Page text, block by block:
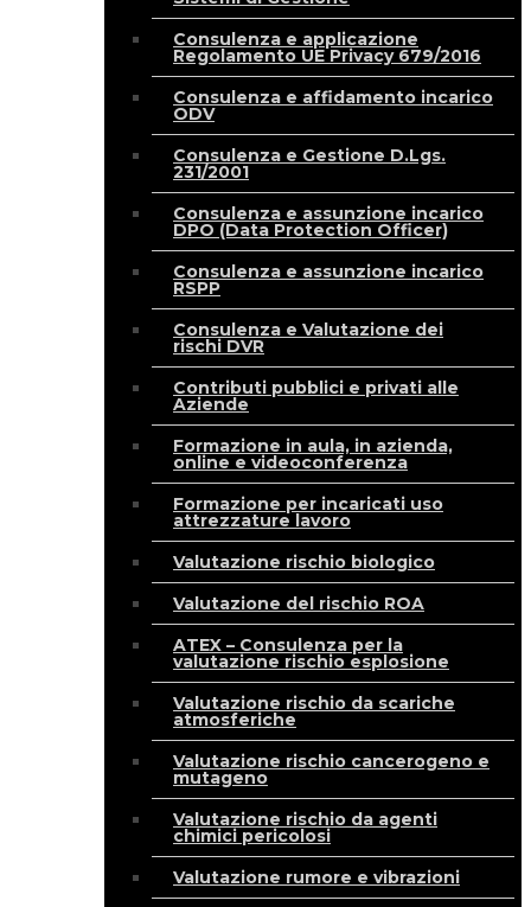
Consulenza e applicazione
Regolamento UE Privacy 679/2016
Consulenza e affidamento incarico
ODV
Consulenza e Gestione D.Lgs.
231/2001
Consulenza e assunzione incarico
DPO (Data Protection Officer)
Consulenza e assunzione incarico
RSPP
Consulenza e Valutazione dei
rischi DVR
Contributi pubblici e privati alle
Aziende
Formazione in aula, in azienda,
online e videoconferenza
Formazione per incaricati uso
attrezzature lavoro
Valutazione rischio biologico
Valutazione del rischio ROA
ATEX – Consulenza per la
valutazione rischio esplosione
Valutazione rischio da scariche
atmosferiche
Valutazione rischio cancerogeno e
mutageno
Valutazione rischio da agenti
chimici pericolosi
Valutazione rumore e vibrazioni